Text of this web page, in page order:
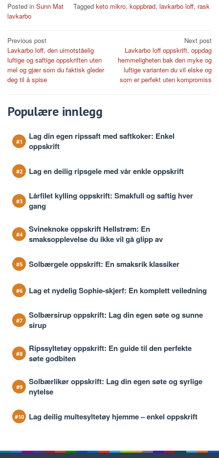
Posted in Sunn Mat Tagged keto mikro, koppbrød, lavkarbo loff, rask
lavkarbo
Post
navigation
Previous post
Lavkarbo loff, den uimotståelig
luftige og saftige oppskriften uten
mel og gjær som du faktisk gleder
deg til å spise
Next post
Lavkarbo loff oppskrift, oppdag
hemmeligheten bak den myke og
luftige varianten du vil elske og
som er perfekt uten kompromiss
Populære innlegg
Lag din egen ripssaft med saftkoker: Enkel
oppskrift
Lag en deilig ripsgele med vår enkle oppskrift
Lårfilet kylling oppskrift: Smakfull og saftig hver
gang
Svineknoke oppskrift Hellstrøm: En
smaksopplevelse du ikke vil gå glipp av
Solbærgele oppskrift: En smaksrik klassiker
Lag et nydelig Sophie-skjerf: En komplett veiledning
Solbærsirup oppskrift: Lag din egen søte og sunne
sirup
Ripssyltetøy oppskrift: En guide til den perfekte
søte godbiten
Solbærlikør oppskrift: Lag din egen søte og syrlige
nytelse
Lag deilig multesyltetøy hjemme – enkel oppskrift